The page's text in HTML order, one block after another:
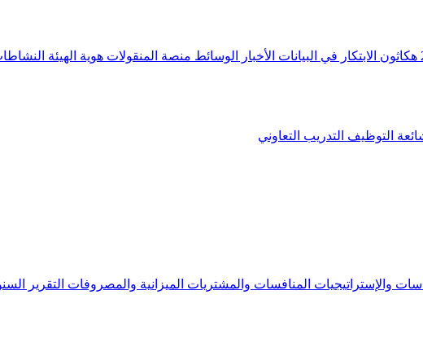
هكاثون الابتكار في البيانات الأخبار الوسائط منصة المنقولات هوية الهيئة
التوظيف التدريب التعاوني
والإستراتيجيات المنافسات والمشتريات الميزانية والمصروفات التقرير